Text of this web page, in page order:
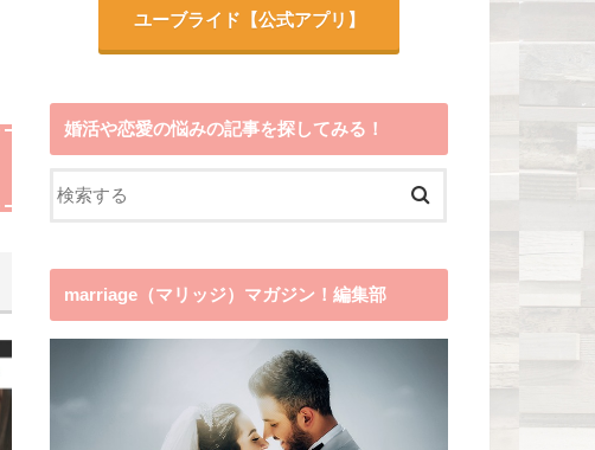
ユーブライド 【公式アプリ】
婚活や恋愛の悩みの記事を探してみる！
marriage（マリッジ）マガジン！編集部